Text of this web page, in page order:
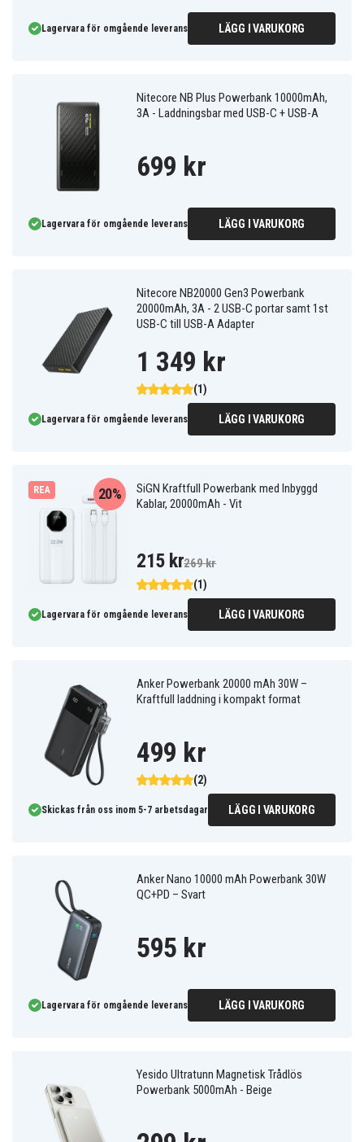
Lagervara för omgående leverans LÄGG I VARUKORG
Nitecore NB Plus Powerbank 10000mAh,
3A - Laddningsbar med USB-C + USB-A
699 kr
Lagervara för omgående leverans LÄGG I VARUKORG
Nitecore NB20000 Gen3 Powerbank
20000mAh, 3A - 2 USB-C portar samt 1st
USB-C till USB-A Adapter
(1)
1 349 kr
Lagervara för omgående leverans LÄGG I VARUKORG
REA
SiGN Kraftfull Powerbank med Inbyggd
Kablar, 20000mAh - Vit
(1)
20%
215 kr269 kr
Lagervara för omgående leverans LÄGG I VARUKORG
Anker Powerbank 20000 mAh 30W –
Kraftfull laddning i kompakt format
(2)
499 kr
Skickas från oss inom 5-7 arbetsdagar LÄGG I VARUKORG
Anker Nano 10000 mAh Powerbank 30W
QC+PD – Svart
595 kr
Lagervara för omgående leverans LÄGG I VARUKORG
Yesido Ultratunn Magnetisk Trådlös
Powerbank 5000mAh - Beige